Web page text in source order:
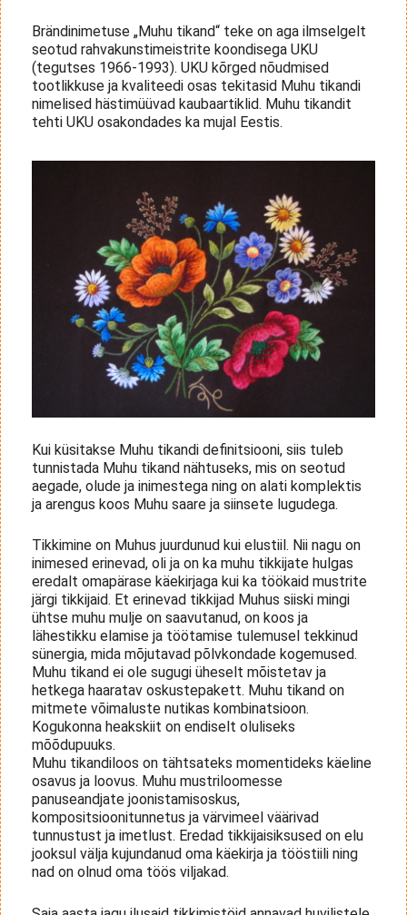
Brändinimetuse „Muhu tikand“ teke on aga ilmselgelt
seotud rahvakunstimeistrite koondisega UKU
(tegutses 1966-1993). UKU kõrged nõudmised
tootlikkuse ja kvaliteedi osas tekitasid Muhu tikandi
nimelised hästimüüvad kaubaartiklid. Muhu tikandit
tehti UKU osakondades ka mujal Eestis.
Kui küsitakse Muhu tikandi definitsiooni, siis tuleb
tunnistada Muhu tikand nähtuseks, mis on seotud
aegade, olude ja inimestega ning on alati komplektis
ja arengus koos Muhu saare ja siinsete lugudega.
Tikkimine on Muhus juurdunud kui elustiil. Nii nagu on
inimesed erinevad, oli ja on ka muhu tikkijate hulgas
eredalt omapärase käekirjaga kui ka töökaid mustrite
järgi tikkijaid. Et erinevad tikkijad Muhus siiski mingi
ühtse muhu mulje on saavutanud, on koos ja
lähestikku elamise ja töötamise tulemusel tekkinud
sünergia, mida mõjutavad põlvkondade kogemused.
Muhu tikand ei ole sugugi üheselt mõistetav ja
hetkega haaratav oskustepakett. Muhu tikand on
mitmete võimaluste nutikas kombinatsioon.
Kogukonna heakskiit on endiselt oluliseks
mõõdupuuks.
Muhu tikandiloos on tähtsateks momentideks käeline
osavus ja loovus. Muhu mustriloomesse
panuseandjate joonistamisoskus,
kompositsioonitunnetus ja värvimeel väärivad
tunnustust ja imetlust. Eredad tikkijaisiksused on elu
jooksul välja kujundanud oma käekirja ja tööstiili ning
nad on olnud oma töös viljakad.